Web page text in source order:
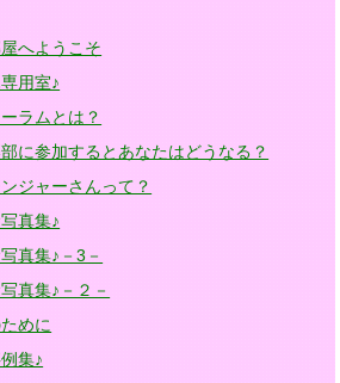
へようこそ
用室♪
ラムとは？
に参加するとあなたはどうなる？
ジャーさんって？
真集♪
真集♪－3－
真集♪－２－
めに
集♪